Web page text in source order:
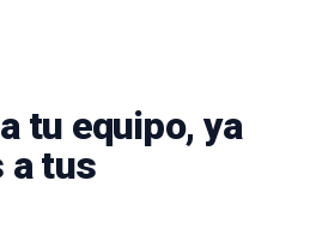
tu equipo, ya
a tus